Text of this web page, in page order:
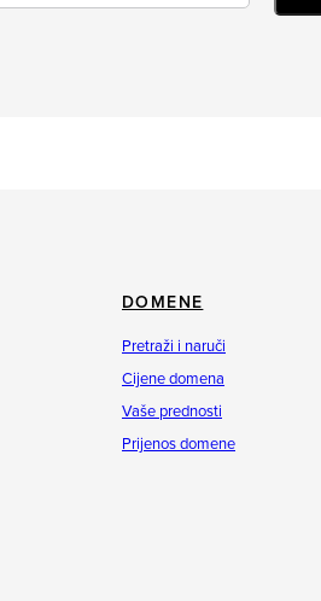
DOMENE
Pretraži i naruči
Cijene domena
Vaše prednosti
Prijenos domene